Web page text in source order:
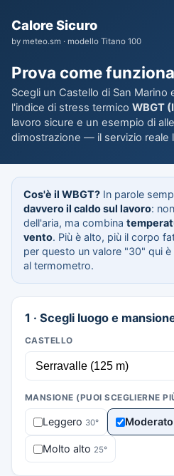
Calore Sicuro
by meteo.sm · modello Titano 100
Prova come
Scegli un Castello di San Marino
l'indice di stress termico WBGT
lavoro sicure e un esempio di
dimostrazione — il servizio reale
Cos'è il WBGT? In parole
davvero il caldo sul lavoro:
dell'aria, ma combina
vento. Più è alto, più il corpo
per questo un valore "30" qui
al termometro.
1 · Scegli luogo e
CASTELLO
MANSIONE (PUOI SCEGLIERNE
Leggero 30° Moderato
Molto alto 25°